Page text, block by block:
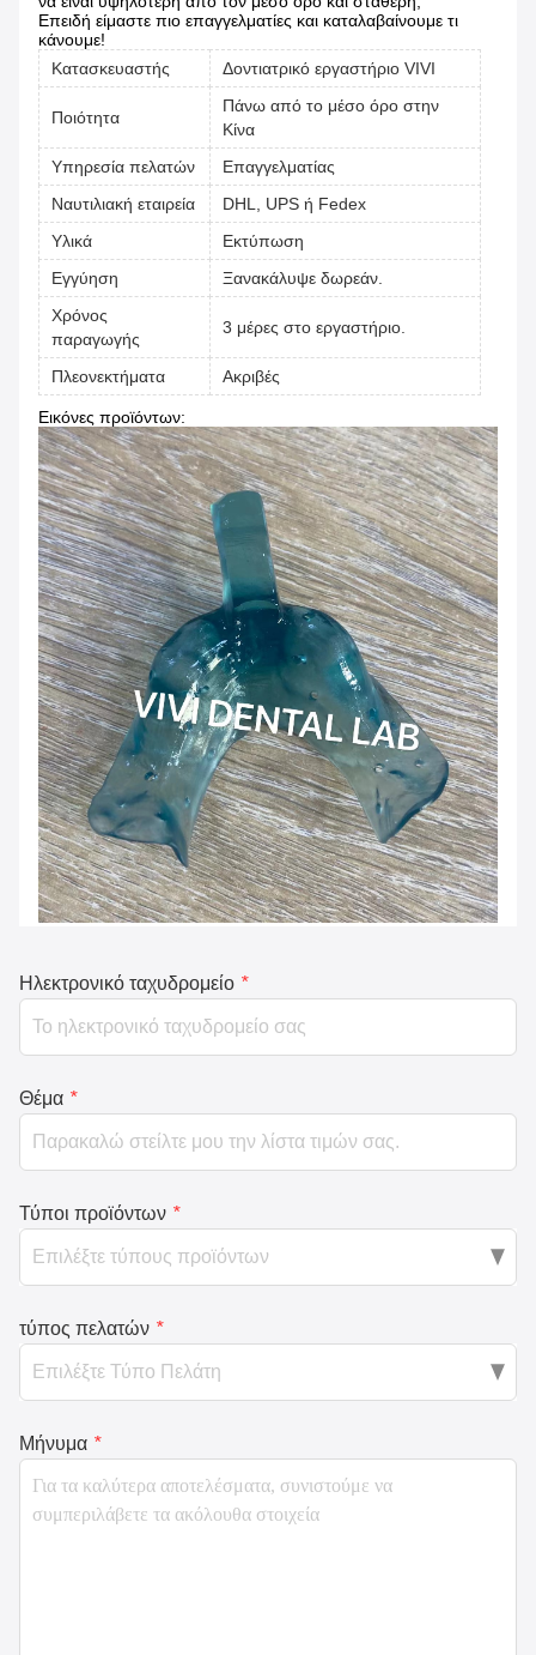
Επειδή είμαστε πιο επαγγελματίες και καταλαβαίνουμε τι
κάνουμε!
Κατασκευαστής
Δοντιατρικό εργαστήριο VIVI
Ποιότητα
Πάνω από το μέσο όρο στην
Κίνα
Υπηρεσία πελατών
Επαγγελματίας
Ναυτιλιακή εταιρεία
DHL, UPS ή Fedex
Υλικά
Εκτύπωση
Εγγύηση
Ξανακάλυψε δωρεάν.
Χρόνος
παραγωγής
3 μέρες στο εργαστήριο.
Πλεονεκτήματα Ακριβές
Εικόνες προϊόντων:
Ηλεκτρονικό ταχυδρομείο *
Θέμα *
Τύποι προϊόντων *
τύπος πελατών *
Μήνυμα *